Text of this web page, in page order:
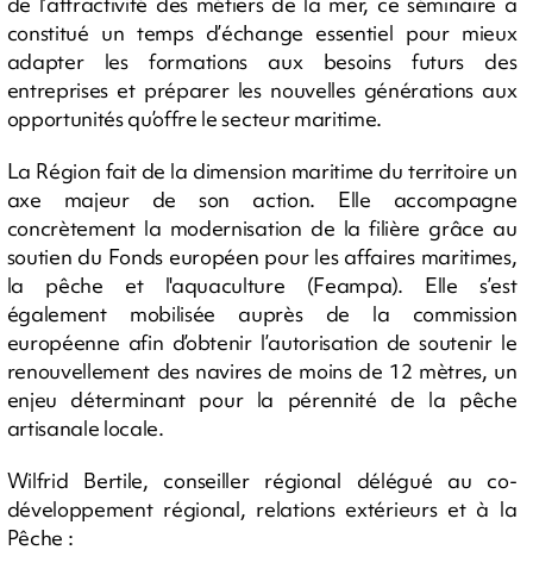
constitué un temps d’échange essentiel pour mieux
adapter les formations aux besoins futurs des
entreprises et préparer les nouvelles générations aux
opportunités qu’offre le secteur maritime.
La Région fait de la dimension maritime du territoire un
axe majeur de son action. Elle accompagne
concrètement la modernisation de la filière grâce au
soutien du Fonds européen pour les affaires maritimes,
la pêche et l'aquaculture (Feampa). Elle s’est
également mobilisée auprès de la commission
européenne afin d’obtenir l’autorisation de soutenir le
renouvellement des navires de moins de 12 mètres, un
enjeu déterminant pour la pérennité de la pêche
artisanale locale.
Wilfrid Bertile, conseiller régional délégué au co-
développement régional, relations extérieurs et à la
Pêche :